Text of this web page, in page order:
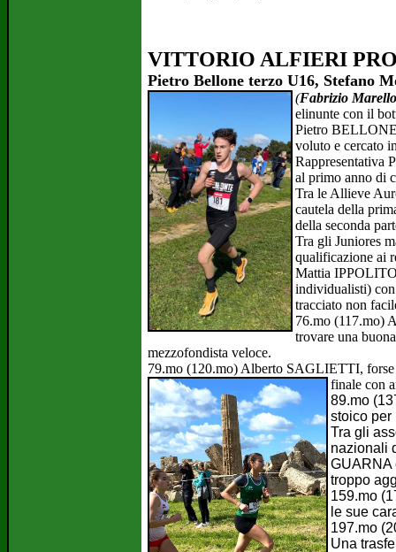
VITTORIO ALFIERI
Pietro Bellone terzo U16, Stefano
(Fabrizio
elinunte con il
Pietro
voluto e cercato
Rappresentativa
al primo anno di
Tra le Allieve
cautela della
della seconda
Tra gli Juniores
qualificazione ai
Mattia
individualisti) con
tracciato non
76.mo (117.mo)
trovare una
mezzofondista veloce.
79.mo (120.mo) Alberto SAGLIETTI, forse
finale con
89.mo
stoico per
Tra gli
nazionali
GUARNA
troppo
159.mo
le sue
197.mo
Una